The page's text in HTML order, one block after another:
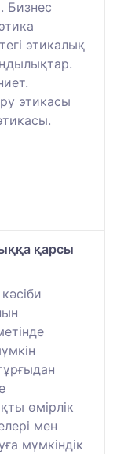
Бизнес
этикалық
этикасы
қарсы
өмірлік
мен
мүмкіндік